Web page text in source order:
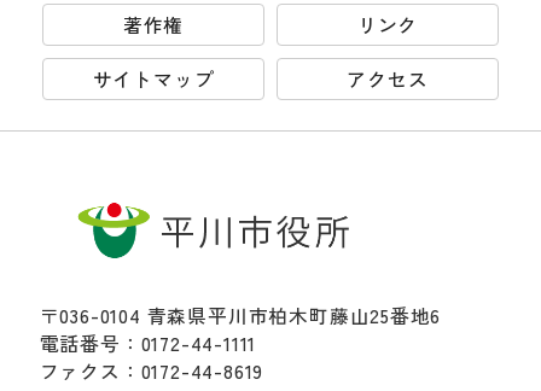
著作権
リンク
サイトマップ
アクセス
〒036-0104 青森県平川市柏木町藤山25番地6
電話番号：0172-44-1111
ファクス：0172-44-8619